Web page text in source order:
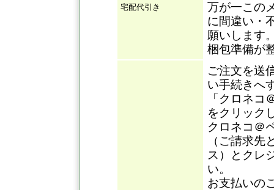
宅配代引き
万が一この
に間違い・
願いします
梱包準備が
ご注文を送
い手続きへ
「クロネコ
をクリック
クロネコ＠
（ご請求先
ス）とクレ
い。
お支払いの